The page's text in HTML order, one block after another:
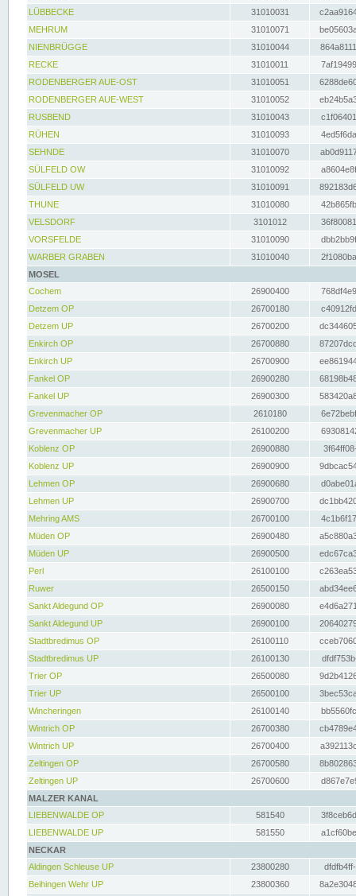
LÜBBECKE
31010031
MEHRUM
31010071
NIENBRÜGGE
31010044
RECKE
31010011
RODENBERGER AUE-OST
31010051
RODENBERGER AUE-WEST
31010052
RUSBEND
31010043
RÜHEN
31010093
SEHNDE
31010070
SÜLFELD OW
31010092
SÜLFELD UW
31010091
THUNE
31010080
VELSDORF
3101012
VORSFELDE
31010090
WARBER GRABEN
31010040
MOSEL
Cochem
26900400
Detzem OP
26700180
Detzem UP
26700200
Enkirch OP
26700880
Enkirch UP
26700900
Fankel OP
26900280
Fankel UP
26900300
Grevenmacher OP
2610180
Grevenmacher UP
26100200
Koblenz OP
26900880
Koblenz UP
26900900
Lehmen OP
26900680
Lehmen UP
26900700
Mehring AMS
26700100
Müden OP
26900480
Müden UP
26900500
Perl
26100100
Ruwer
26500150
Sankt Aldegund OP
26900080
Sankt Aldegund UP
26900100
Stadtbredimus OP
26100110
Stadtbredimus UP
26100130
Trier OP
26500080
Trier UP
26500100
Wincheringen
26100140
Wintrich OP
26700380
Wintrich UP
26700400
Zeltingen OP
26700580
Zeltingen UP
26700600
MALZER KANAL
LIEBENWALDE OP
581540
LIEBENWALDE UP
581550
NECKAR
Aldingen Schleuse UP
23800280
Beihingen Wehr UP
23800360